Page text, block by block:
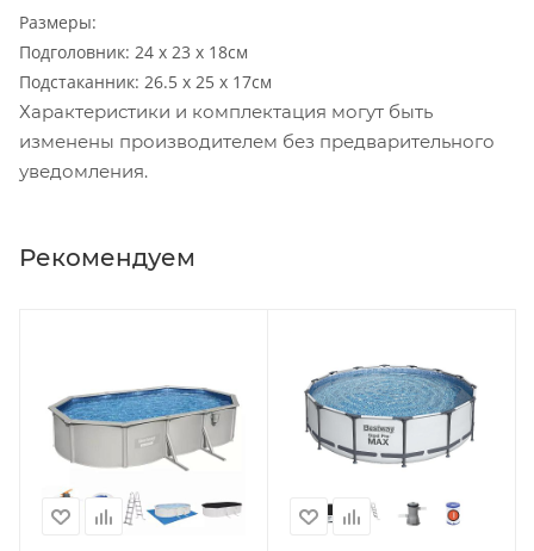
Размеры:
Подголовник: 24 x 23 x 18см
Подстаканник: 26.5 x 25 x 17см
Характеристики и комплектация могут быть
изменены производителем без предварительного
уведомления.
Рекомендуем